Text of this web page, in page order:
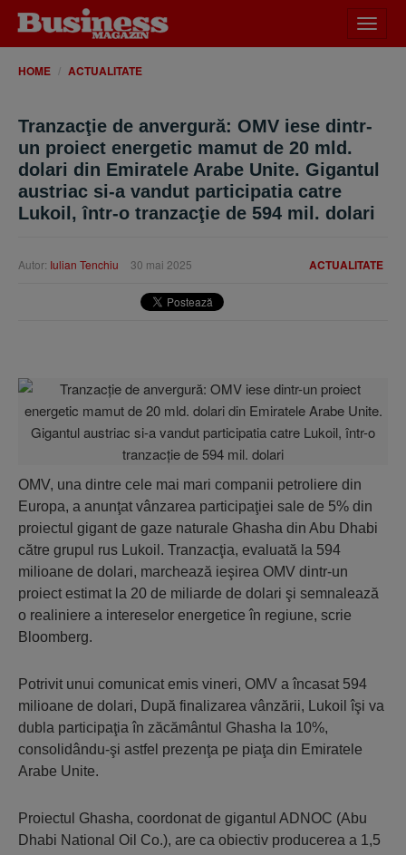
meniu
HOME ACTUALITATE
Tranzacţie de anvergură: OMV iese dintr-
un proiect energetic mamut de 20 mld.
dolari din Emiratele Arabe Unite. Gigantul
austriac si-a vandut participatia catre
Lukoil, într-o tranzacţie de 594 mil. dolari
ACTUALITATE
Autor: Iulian Tenchiu 30 mai 2025
OMV, una dintre cele mai mari companii petroliere din
Europa, a anunţat vânzarea participaţiei sale de 5% din
proiectul gigant de gaze naturale Ghasha din Abu Dhabi
către grupul rus Lukoil. Tranzacţia, evaluată la 594
milioane de dolari, marchează ieşirea OMV dintr-un
proiect estimat la 20 de miliarde de dolari şi semnalează
o realiniere a intereselor energetice în regiune, scrie
Bloomberg.
Potrivit unui comunicat emis vineri, OMV a încasat 594
milioane de dolari, După finalizarea vânzării, Lukoil îşi va
dubla participaţia în zăcământul Ghasha la 10%,
consolidându-şi astfel prezenţa pe piaţa din Emiratele
Arabe Unite.
Proiectul Ghasha, coordonat de gigantul ADNOC (Abu
Dhabi National Oil Co.), are ca obiectiv producerea a 1,5